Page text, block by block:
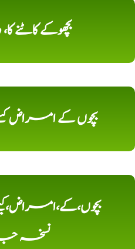
بچھوکے کاٹنے
بچوں کے امراض
نسخہ